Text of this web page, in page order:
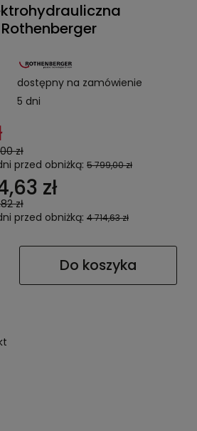
dostępny na zamówienie
5 dni
zł
przed obniżką: 5 799,00 zł
zł
zł
przed obniżką: 4 714,63 zł
Do koszyka